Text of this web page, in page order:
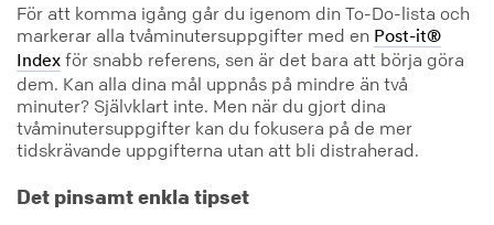
För att komma igång går du igenom din To-Do-lista och
markerar alla tvåminutersuppgifter med en Post-it®
Index för snabb referens, sen är det bara att börja göra
dem. Kan alla dina mål uppnås på mindre än två
minuter? Självklart inte. Men när du gjort dina
tvåminutersuppgifter kan du fokusera på de mer
tidskrävande uppgifterna utan att bli distraherad.
Det pinsamt enkla tipset